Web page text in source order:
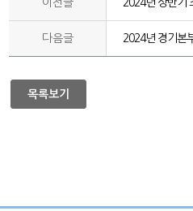
이전글 2024년 상반기
다음글 2024년 경기본
목록보기